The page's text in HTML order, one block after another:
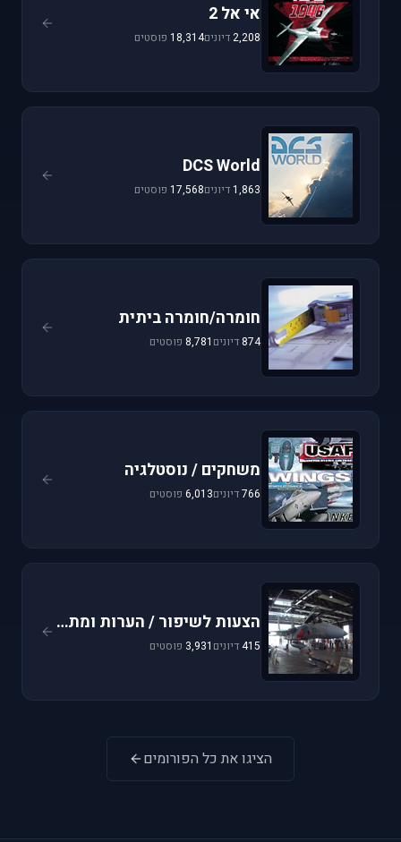
אי אל 2
2,208דיונים18,314 פוסטים
DCS World
1,863דיונים17,568 פוסטים
חומרה/חומרה ביתית
874דיונים 8,781 פוסטים
משחקים / נוסטלגיה
766דיונים6,013 פוסטים
הצעות לשיפור / הערות ומתן פידבק
415דיונים 3,931 פוסטים
הציגו את כל הפורומים